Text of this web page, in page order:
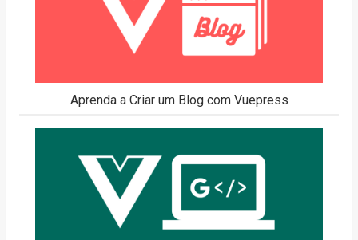
Aprenda a Criar um Blog com Vuepress